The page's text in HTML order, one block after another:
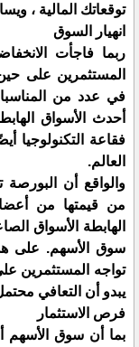
توقعاتك المالية ،
انهيار السوق
ربما فاجأت
المستثمرين على
في عدد من
أحدث الأسواق
فقاعة
العالم.
والواقع أن
من قيمتها من
الهابطة الأسواق
سوق الأسهم. على هذا
تواجه المستثمرين
يبدو أن التعافي
فرص الاستثمار
بما أن سوق الأسهم